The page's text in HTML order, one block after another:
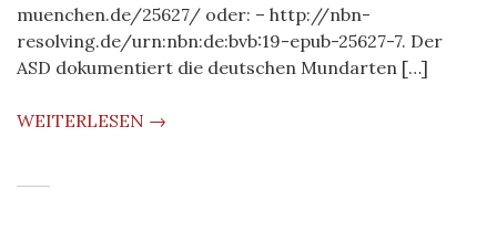
muenchen.de/25627/ oder: – http://nbn-
resolving.de/urn:nbn:de:bvb:19-epub-25627-7. Der
ASD dokumentiert die deutschen Mundarten […]
WEITERLESEN →